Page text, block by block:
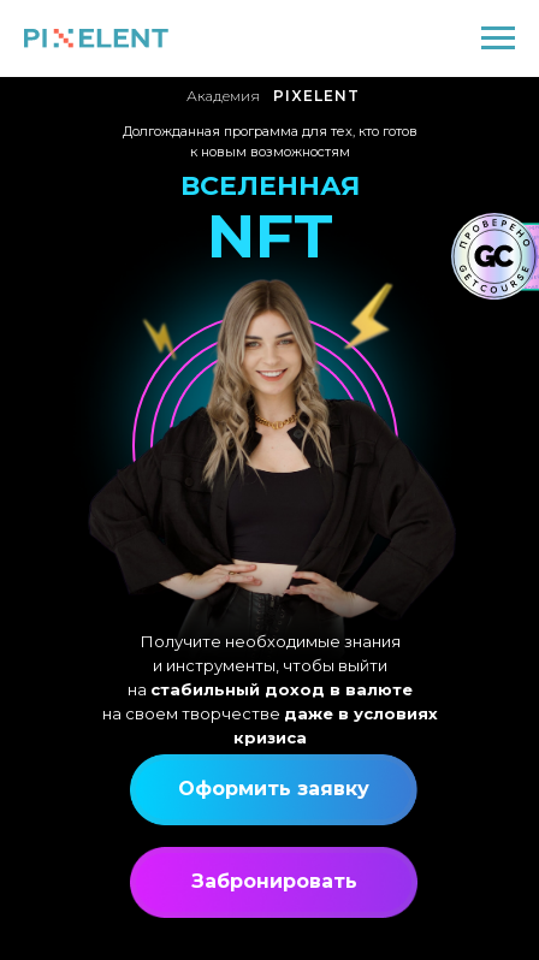
Оформить заявку
Забронировать
Получите необходимые знания
и инструменты, чтобы выйти
на стабильный доход в валюте
на своем творчестве даже в условиях
кризиса
ВСЕЛЕННАЯ
PIXELENT
Долгожданная программа для тех, кто готов
к новым возможностям
Академия
NFT